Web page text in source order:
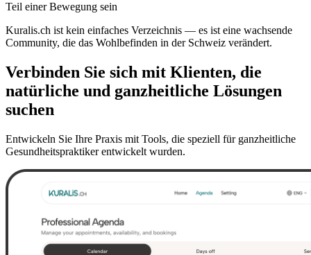
Teil einer Bewegung sein
Kuralis.ch ist kein einfaches Verzeichnis — es ist eine wachsende
Community, die das Wohlbefinden in der Schweiz verändert.
Verbinden Sie sich mit Klienten, die
natürliche und ganzheitliche Lösungen
suchen
Entwickeln Sie Ihre Praxis mit Tools, die speziell für ganzheitliche
Gesundheitspraktiker entwickelt wurden.